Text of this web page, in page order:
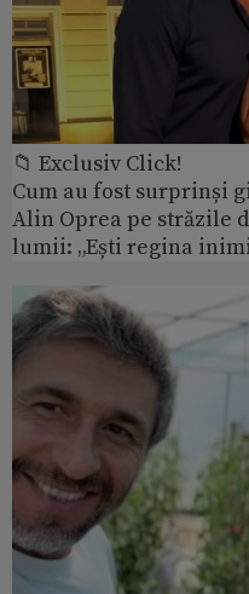
📁 Exclusiv Click!
Cum au fost surprinși
Alin Oprea pe străzile
lumii: „Ești regina